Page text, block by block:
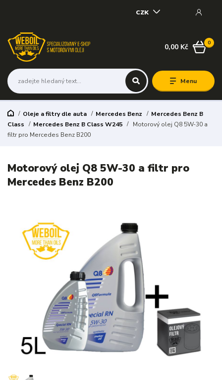
Menu
CZK
0
0,00 Kč
Oleje a filtry dle auta Mercedes Benz
Mercedes Benz B
Class
Mercedes Benz B Class W245
Motorový olej Q8 5W-30 a
filtr pro Mercedes Benz B200
Motorový olej Q8 5W-30 a filtr pro
Mercedes Benz B200